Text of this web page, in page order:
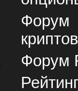
Форум
Форум